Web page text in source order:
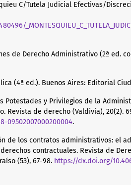
C/Tutela Judicial Efectivas/
de Derecho Administrativo (2ª ed.
(4ª ed.). Buenos Aires: Editorial
Potestades y Privilegios de la
Revista de derecho (Valdivia), 20(2).
09502007000200004.
de los contratos administrativos: el
contractuales. Revista de
(53), 67-98. https://dx.doi.org/